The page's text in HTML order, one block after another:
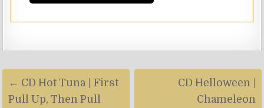
Navegação
de
CD Helloween |
Chameleon
← CD Hot Tuna | First
Pull Up, Then Pull